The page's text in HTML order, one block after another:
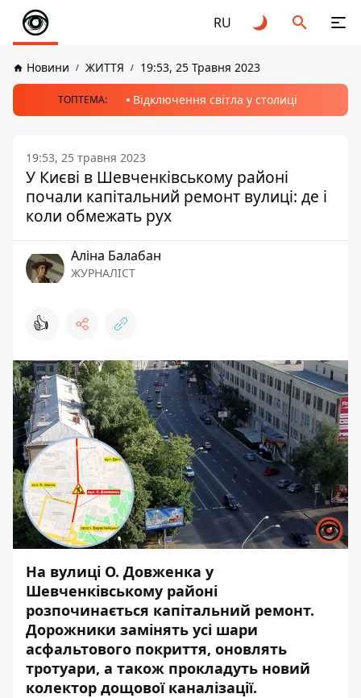
RU
Новини ЖИТТЯ 19:53, 25 Травня 2023
ТОПТЕМА: Відключення світла у столиці
19:53, 25 травня 2023
У Києві в Шевченківському районі
почали капітальний ремонт вулиці: де і
коли обмежать рух
Аліна Балабан
ЖУРНАЛІСТ
👍
На вулиці О. Довженка у
Шевченківському районі
розпочинається капітальний ремонт.
Дорожники замінять усі шари
асфальтового покриття, оновлять
тротуари, а також прокладуть новий
колектор дощової каналізації.